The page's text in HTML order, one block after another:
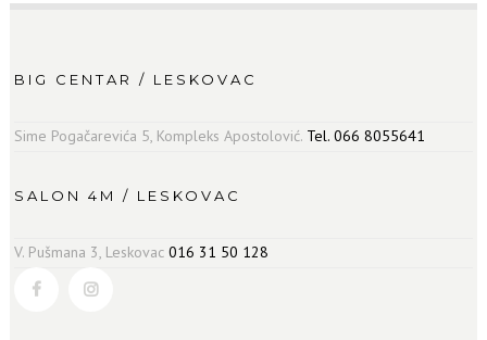
BIG CENTAR / LESKOVAC
Sime Pogačarevića 5, Kompleks Apostolović. Tel. 066 8055641
SALON 4M / LESKOVAC
V. Pušmana 3, Leskovac016 31 50 128